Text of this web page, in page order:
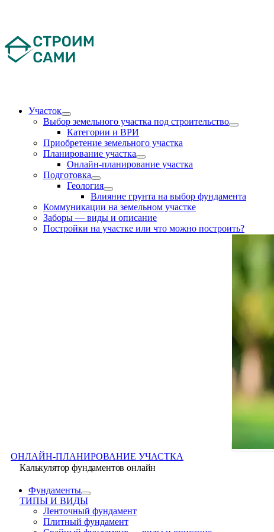
Участок
Выбор земельного участка под строительство
Категории и ВРИ
Приобретение земельного участка
Планирование участка
Онлайн-планирование участка
Подготовка
Геология
Влияние грунта на выбор фундамента
Коммуникации на земельном участке
Заборы — виды и описание
Постройки на участке или что можно построить?
ОНЛАЙН-ПЛАНИРОВАНИЕ УЧАСТКА
Калькулятор фундаментов онлайн
Фундаменты
ТИПЫ И ВИДЫ
Ленточный фундамент
Плитный фундамент